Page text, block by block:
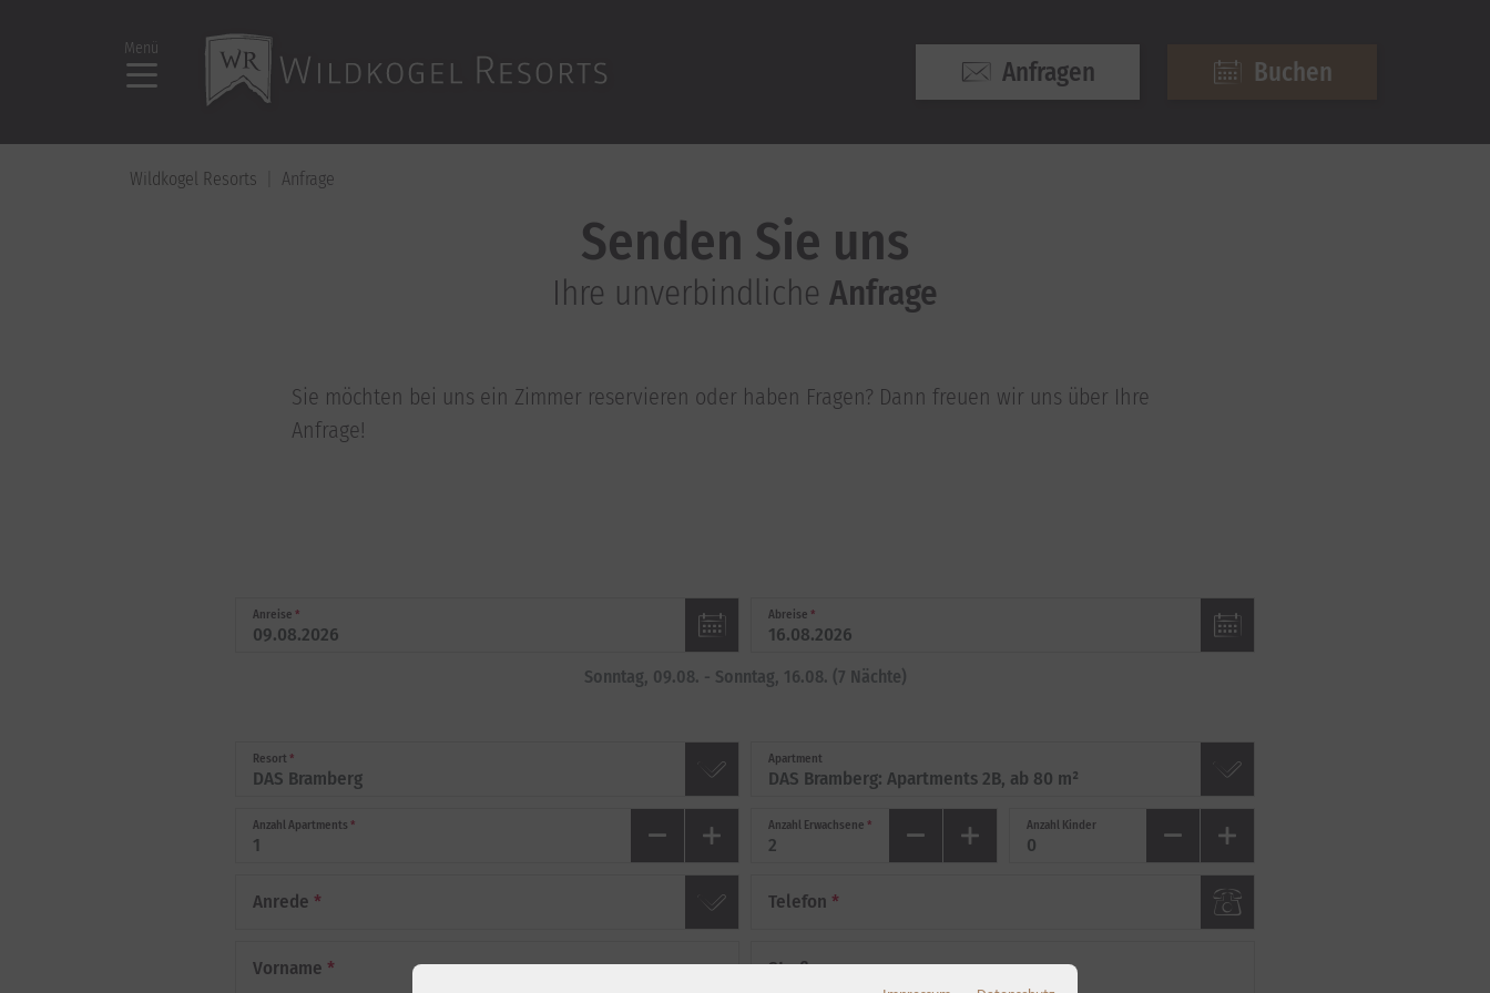
Menü
Anfragen Buchen
Wildkogel Resorts Anfrage
Senden Sie uns
Ihre unverbindliche Anfrage
Sie möchten bei uns ein Zimmer reservieren oder haben Fragen? Dann freuen wir uns über Ihre
Anfrage!
Anreise * Abreise *
Sonntag, 09.08. - Sonntag, 16.08. (7 Nächte)
Resort * Apartment
Anzahl Apartments * Anzahl Erwachsene * Anzahl Kinder
Anrede *
Vorname *
Telefon *
Straße